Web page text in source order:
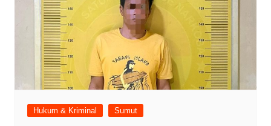
Hukum & Kriminal Sumut